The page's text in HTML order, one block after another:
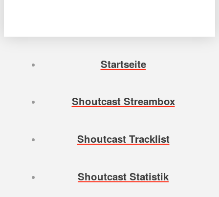
Startseite
Shoutcast Streambox
Shoutcast Tracklist
Shoutcast Statistik